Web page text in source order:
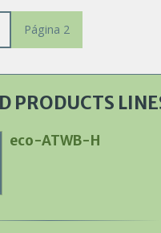
Página 2
PRODUCTS
eco-ATWB-H